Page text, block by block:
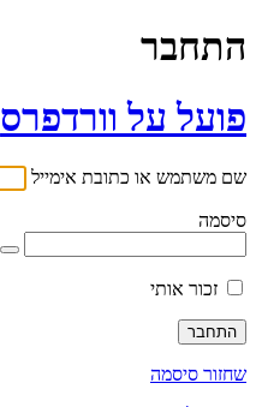
התחבר
פועל על וורדפרס
שם משתמש או כתובת אימייל
סיסמה
זכור אותי
שחזור סיסמה